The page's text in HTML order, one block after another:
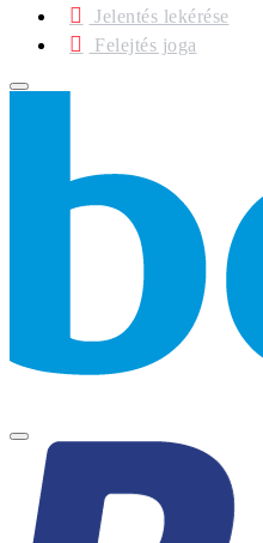
Jelentés lekérése
Felejtés joga